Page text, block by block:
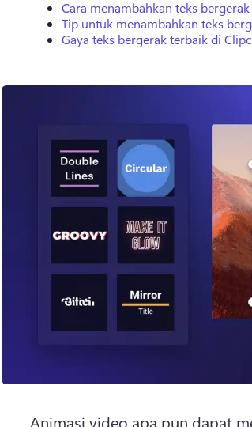
Cara menambahkan teks
Tip untuk menambahkan teks
Gaya teks bergerak terbaik di
Animasi video apa pun dapat